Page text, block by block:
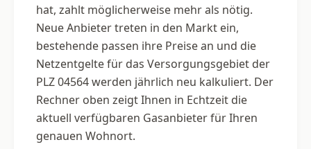
hat, zahlt möglicherweise mehr als nötig.
Neue Anbieter treten in den Markt ein,
bestehende passen ihre Preise an und die
Netzentgelte für das Versorgungsgebiet der
PLZ 04564 werden jährlich neu kalkuliert. Der
Rechner oben zeigt Ihnen in Echtzeit die
aktuell verfügbaren Gasanbieter für Ihren
genauen Wohnort.